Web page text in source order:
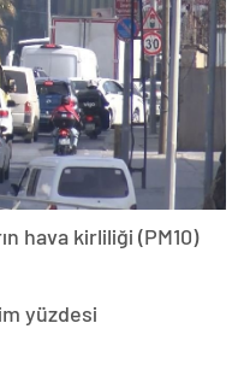
hava kirliliği (PM10)
yüzdesi